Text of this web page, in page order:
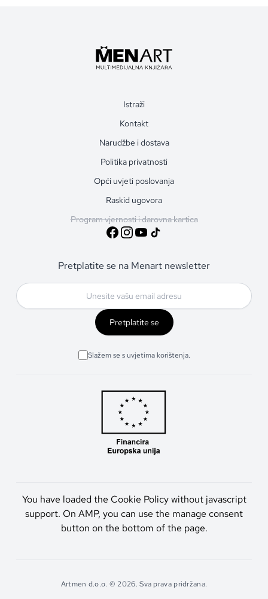
Istraži
Kontakt
Narudžbe i dostava
Politika privatnosti
Opći uvjeti poslovanja
Raskid ugovora
Program vjernosti i darovna kartica
Pretplatite se na Menart newsletter
Pretplatite se
Slažem se s uvjetima korištenja.
You have loaded the Cookie Policy without javascript
support. On AMP, you can use the manage consent
button on the bottom of the page.
Artmen d.o.o. © 2026. Sva prava pridržana.